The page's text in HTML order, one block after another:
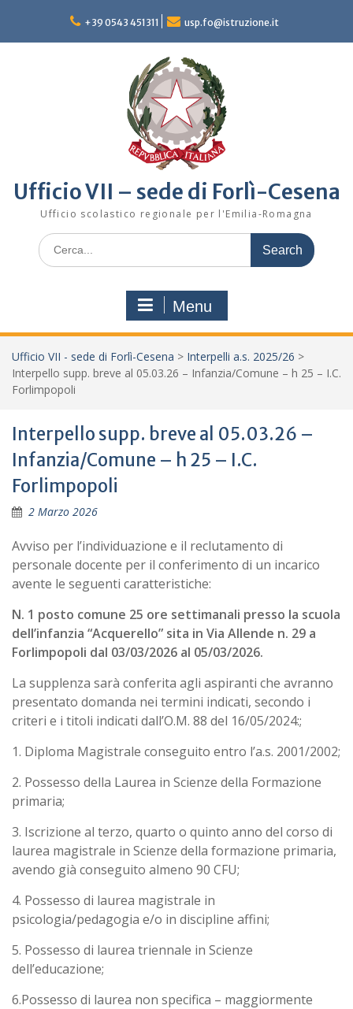
content
+39 0543 451311 usp.fo@istruzione.it
Ufficio VII – sede di Forlì-Cesena
Ufficio scolastico regionale per l'Emilia-Romagna
Search
for:
Menu
Ufficio VII - sede di Forlì-Cesena > Interpelli a.s. 2025/26 >
Interpello supp. breve al 05.03.26 – Infanzia/Comune – h 25 – I.C.
Forlimpopoli
Interpello supp. breve al 05.03.26 –
Infanzia/Comune – h 25 – I.C.
Forlimpopoli
2 Marzo 2026
Avviso per l’individuazione e il reclutamento di
personale docente per il conferimento di un incarico
avente le seguenti caratteristiche:
N. 1 posto comune 25 ore settimanali presso la scuola
dell’infanzia “Acquerello” sita in Via Allende n. 29 a
Forlimpopoli dal 03/03/2026 al 05/03/2026.
La supplenza sarà conferita agli aspiranti che avranno
presentato domanda nei termini indicati, secondo i
criteri e i titoli indicati dall’O.M. 88 del 16/05/2024:;
1. Diploma Magistrale conseguito entro l’a.s. 2001/2002;
2. Possesso della Laurea in Scienze della Formazione
primaria;
3. Iscrizione al terzo, quarto o quinto anno del corso di
laurea magistrale in Scienze della formazione primaria,
avendo già conseguito almeno 90 CFU;
4. Possesso di laurea magistrale in
psicologia/pedagogia e/o in discipline affini;
5. Possesso di laurea triennale in Scienze
dell’educazione;
6.Possesso di laurea non specifica – maggiormente